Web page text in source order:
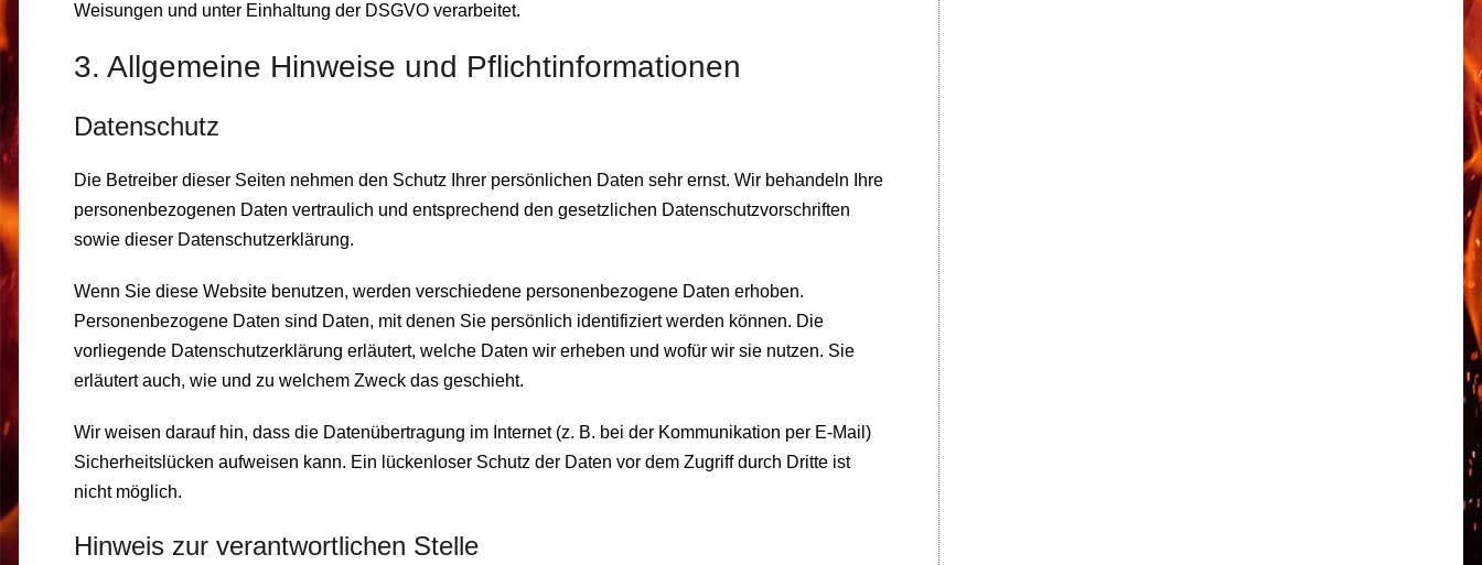
Weisungen und unter Einhaltung der DSGVO verarbeitet.
3. Allgemeine Hinweise und Pflicht­informationen
Datenschutz
Die Betreiber dieser Seiten nehmen den Schutz Ihrer persönlichen Daten sehr ernst. Wir behandeln Ihre
personenbezogenen Daten vertraulich und entsprechend den gesetzlichen Datenschutzvorschriften
sowie dieser Datenschutzerklärung.
Wenn Sie diese Website benutzen, werden verschiedene personenbezogene Daten erhoben.
Personenbezogene Daten sind Daten, mit denen Sie persönlich identifiziert werden können. Die
vorliegende Datenschutzerklärung erläutert, welche Daten wir erheben und wofür wir sie nutzen. Sie
erläutert auch, wie und zu welchem Zweck das geschieht.
Wir weisen darauf hin, dass die Datenübertragung im Internet (z. B. bei der Kommunikation per E-Mail)
Sicherheitslücken aufweisen kann. Ein lückenloser Schutz der Daten vor dem Zugriff durch Dritte ist
nicht möglich.
Hinweis zur verantwortlichen Stelle